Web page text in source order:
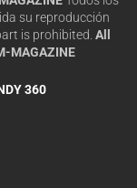
su reproducción
is prohibited. All
MAGAZINE
360